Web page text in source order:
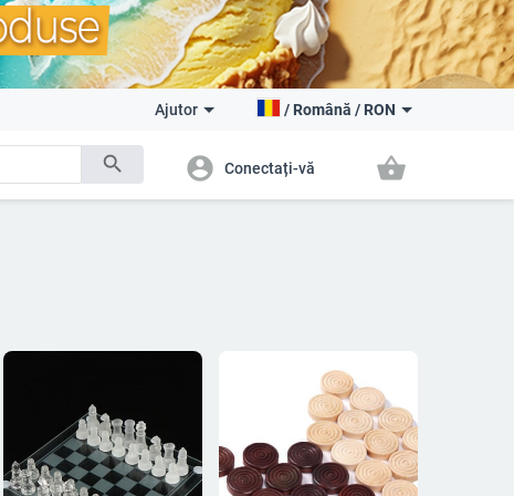
search
Ajutor / Română / RON
account_circle Conectați-vă shopping_basket